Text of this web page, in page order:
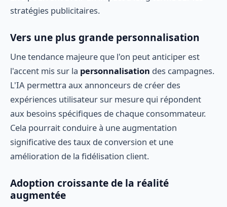
stratégies publicitaires.
Vers une plus grande personnalisation
Une tendance majeure que l'on peut anticiper est
l'accent mis sur la personnalisation des campagnes.
L'IA permettra aux annonceurs de créer des
expériences utilisateur sur mesure qui répondent
aux besoins spécifiques de chaque consommateur.
Cela pourrait conduire à une augmentation
significative des taux de conversion et une
amélioration de la fidélisation client.
Adoption croissante de la réalité
augmentée